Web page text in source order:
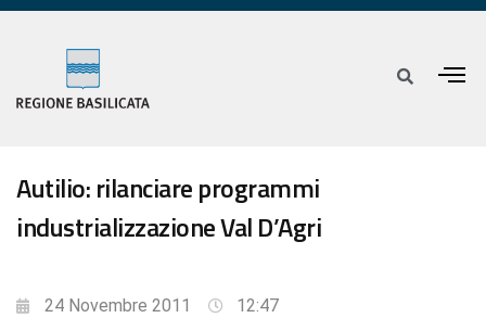
Autilio: rilanciare programmi
industrializzazione Val D’Agri
24 Novembre 2011 12:47